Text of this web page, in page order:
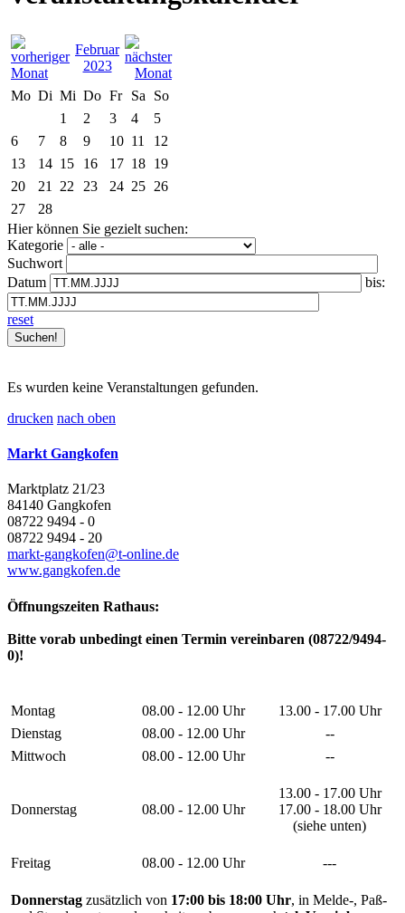
Februar
2023
Mo Di Mi Do Fr Sa
So
1
2 3 4
5
6
7 8 9 10 11
12
13
14 15 16 17 18 19
20
21 22 23 24 25 26
27
28
Hier können Sie gezielt suchen:
Kategorie
Suchwort
Datum
bis:
reset
Es wurden keine Veranstaltungen gefunden.
drucken nach oben
Markt Gangkofen
Marktplatz 21/23
84140 Gangkofen
08722 9494 - 0
08722 9494 - 20
markt-gangkofen@t-online.de
www.gangkofen.de
Öffnungszeiten Rathaus:
Bitte vorab unbedingt einen Termin vereinbaren (08722/9494-
0)!
Montag 08.00 - 12.00 Uhr
13.00 - 17.00 Uhr
Dienstag
08.00 - 12.00 Uhr
--
Mittwoch
08.00 - 12.00 Uhr --
Donnerstag 08.00 - 12.00 Uhr
13.00 - 17.00 Uhr
17.00 - 18.00 Uhr
(siehe unten)
Freitag 08.00 - 12.00 Uhr ---
Donnerstag zusätzlich von 17:00 bis 18:00 Uhr, in Melde-, Paß-